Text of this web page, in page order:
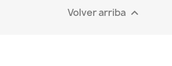
Volver arriba 